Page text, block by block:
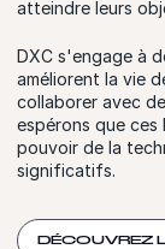
atteindre leurs
DXC s'engage à
améliorent la vie
collaborer avec
espérons que
pouvoir de la
significatifs.
DÉCOUVREZ